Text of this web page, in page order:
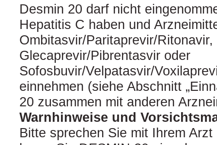
Desmin 20 darf nicht
Hepatitis C haben und
Ombitasvir/Paritaprevir/
Glecaprevir/Pibrentasvir oder
Sofosbuvir/Velpatasvir/
einnehmen (siehe Abschnitt
20 zusammen mit anderen
Warnhinweise und
Bitte sprechen Sie mit Ihrem